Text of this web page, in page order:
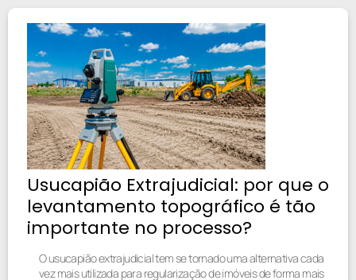
Usucapião Extrajudicial: por que o
levantamento topográfico é tão
importante no processo?
O usucapião extrajudicial tem se tornado uma alternativa cada
vez mais utilizada para regularização de imóveis de forma mais